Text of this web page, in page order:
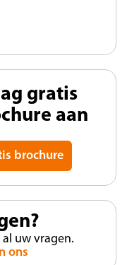
gratis
aan
brochure
uw vragen.
ons